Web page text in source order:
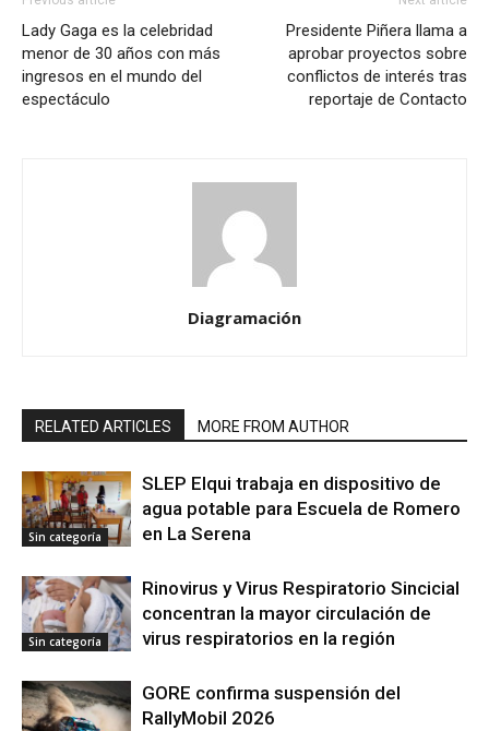
Lady Gaga es la celebridad
menor de 30 años con más
ingresos en el mundo del
espectáculo
Presidente Piñera llama a
aprobar proyectos sobre
conflictos de interés tras
reportaje de Contacto
Diagramación
RELATED ARTICLES MORE FROM AUTHOR
Sin categoría
SLEP Elqui trabaja en dispositivo de
agua potable para Escuela de Romero
en La Serena
Sin categoría
Rinovirus y Virus Respiratorio Sincicial
concentran la mayor circulación de
virus respiratorios en la región
GORE confirma suspensión del
RallyMobil 2026